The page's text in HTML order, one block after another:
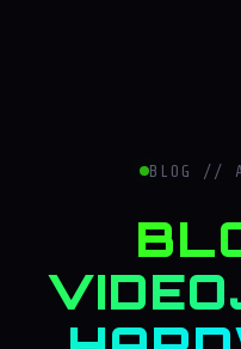
BLOG //